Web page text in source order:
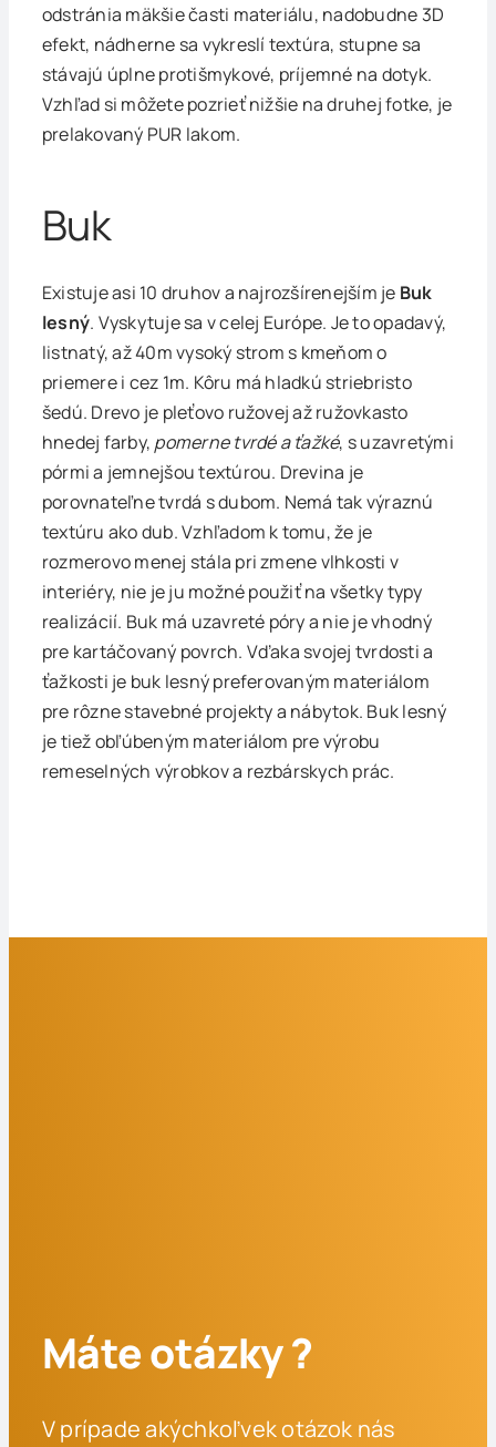
odstránia mäkšie časti materiálu, nadobudne 3D
efekt, nádherne sa vykreslí textúra, stupne sa
stávajú úplne protišmykové, príjemné na dotyk.
Vzhľad si môžete pozrieť nižšie na druhej fotke, je
prelakovaný PUR lakom.
Buk
Existuje asi 10 druhov a najrozšírenejším je Buk
lesný. Vyskytuje sa v celej Európe. Je to opadavý,
listnatý, až 40m vysoký strom s kmeňom o
priemere i cez 1m. Kôru má hladkú striebristo
šedú. Drevo je pleťovo ružovej až ružovkasto
hnedej farby, pomerne tvrdé a ťažké, s uzavretými
pórmi a jemnejšou textúrou. Drevina je
porovnateľne tvrdá s dubom. Nemá tak výraznú
textúru ako dub. Vzhľadom k tomu, že je
rozmerovo menej stála pri zmene vlhkosti v
interiéry, nie je ju možné použiť na všetky typy
realizácií. Buk má uzavreté póry a nie je vhodný
pre kartáčovaný povrch. Vďaka svojej tvrdosti a
ťažkosti je buk lesný preferovaným materiálom
pre rôzne stavebné projekty a nábytok. Buk lesný
je tiež obľúbeným materiálom pre výrobu
remeselných výrobkov a rezbárskych prác.
Máte otázky ?
V prípade akýchkoľvek otázok nás